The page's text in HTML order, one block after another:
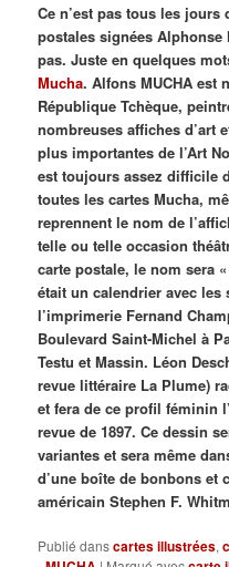
Ce n’est pas tous les jours
postales signées
pas. Juste en quelques
Mucha. Alfons MUCHA est
République Tchèque,
nombreuses affiches d’art
plus importantes de l’Art
est toujours assez difficile
toutes les cartes Mucha,
reprennent le nom de
telle ou telle occasion
carte postale, le nom sera
était un calendrier avec
l’imprimerie Fernand
Boulevard Saint-Michel à
Testu et Massin. Léon
revue littéraire La Plume)
et fera de ce profil féminin
revue de 1897. Ce dessin
variantes et sera même
d’une boîte de bonbons et
américain Stephen F.
Publié danscartes illustrées,